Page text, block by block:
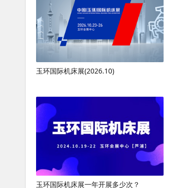
玉环国际机床展(2026.10)
玉环国际机床展一年开展多少次？